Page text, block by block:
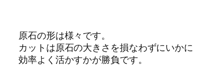
原石の形は様々です。
カットは原石の大きさを損なわずにいかに
効率よく活かすかが勝負です。